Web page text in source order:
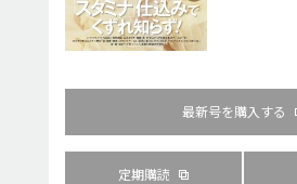
最新号を購入する
定期購読